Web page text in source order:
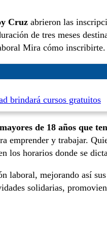
Cruz abrieron las
de tres meses
Mira cómo inscribirte.
brindará cursos gratuitos
de 18 años que
emprender y trabajar.
los horarios donde se
laboral, mejorando así
solidarias,